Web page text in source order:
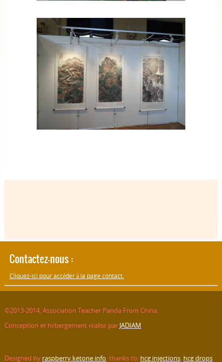
Contactez-nous :
Cliquez-ici pour accéder à la page contact.
©2013-2014, Association Teacher Panda From China.
Conception et hébergement réalisé par JADIAM
Designed by raspberry ketone info, thanks to: hcg injections, hcg drops